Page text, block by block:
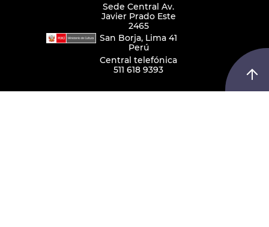
Sede Central Av.
Javier Prado Este
2465
San Borja, Lima 41
Perú
Central telefónica
511 618 9393